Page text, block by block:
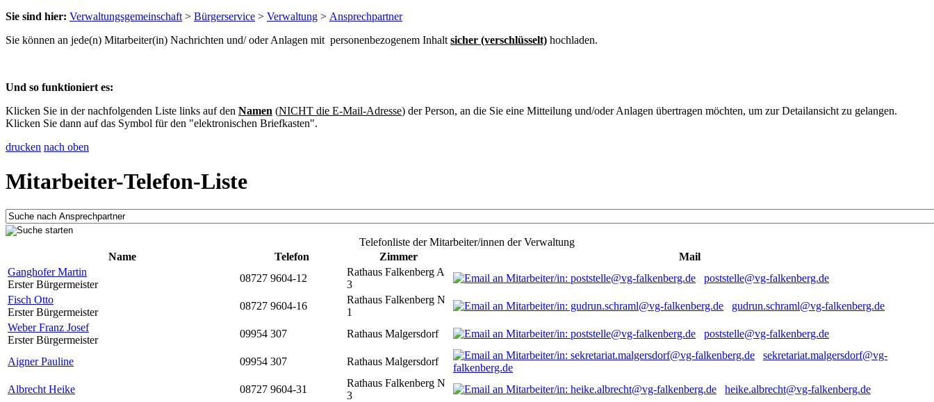
Sie sind hier: Verwaltungsgemeinschaft > Bürgerservice > Verwaltung > Ansprechpartner
Sie können an jede(n) Mitarbeiter(in) Nachrichten und/ oder Anlagen mit personenbezogenem Inhalt sicher (verschlüsselt) hochladen.
Und so funktioniert es:
Klicken Sie in der nachfolgenden Liste links auf den Namen (NICHT die E-Mail-Adresse) der Person, an die Sie eine Mitteilung und/oder Anlagen übertragen möchten, um zur Detailansicht zu gelangen.
Klicken Sie dann auf das Symbol für den "elektronischen Briefkasten".
drucken nach oben
Mitarbeiter-Telefon-Liste
Telefonliste der Mitarbeiter/innen der Verwaltung
Name
Telefon Zimmer
Mail
Ganghofer Martin
Erster Bürgermeister
08727 9604-12
Rathaus Falkenberg A
3
poststelle@vg-falkenberg.de
Fisch Otto
Erster Bürgermeister
08727 9604-16
Rathaus Falkenberg N
1
gudrun.schraml@vg-falkenberg.de
Weber Franz Josef
Erster Bürgermeister
09954 307 Rathaus Malgersdorf poststelle@vg-falkenberg.de
Aigner Pauline 09954 307 Rathaus Malgersdorf
sekretariat.malgersdorf@vg-
falkenberg.de
Albrecht Heike
08727 9604-31
Rathaus Falkenberg N
3
heike.albrecht@vg-falkenberg.de